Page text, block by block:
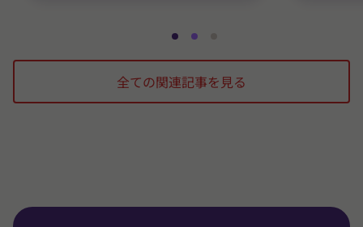
ス
ラ
イ
ド
ス
ラ
イ
ド
ラ
イ
ド
全ての関連記事を見る